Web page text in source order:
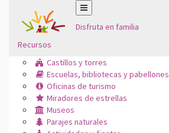
Disfruta en familia
Recursos
Castillos y torres
Escuelas, bibliotecas y pabellones
Oficinas de turismo
Miradores de estrellas
Museos
Parajes naturales